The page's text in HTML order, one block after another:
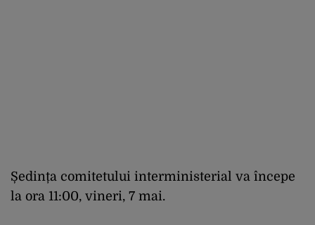
Ședința comitetului interministerial va începe
la ora 11:00, vineri, 7 mai.